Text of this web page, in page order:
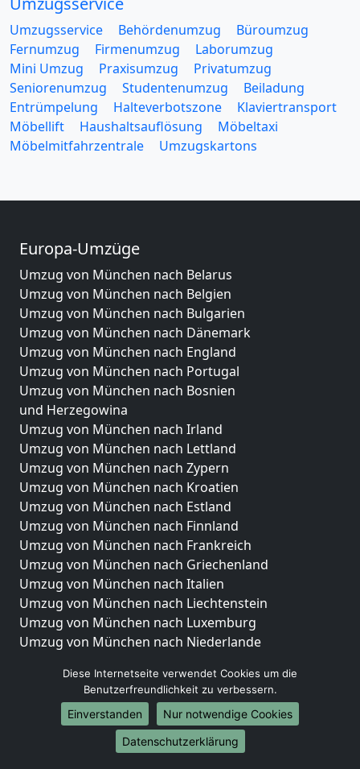
Umzugsservice Behördenumzug
Büroumzug
Fernumzug
Firmenumzug
Laborumzug
Mini Umzug
Praxisumzug
Privatumzug
Seniorenumzug
Studentenumzug
Beiladung
Entrümpelung
Halteverbotszone
Klaviertransport
Möbellift
Haushaltsauflösung
Möbeltaxi
Möbelmitfahrzentrale
Umzugskartons
Europa-Umzüge
Umzug von München nach Belarus
Umzug von München nach Belgien
Umzug von München nach Bulgarien
Umzug von München nach Dänemark
Umzug von München nach England
Umzug von München nach Portugal
Umzug von München nach Bosnien
und Herzegowina
Umzug von München nach Irland
Umzug von München nach Lettland
Umzug von München nach Zypern
Umzug von München nach Kroatien
Umzug von München nach Estland
Umzug von München nach Finnland
Umzug von München nach Frankreich
Umzug von München nach Griechenland
Umzug von München nach Italien
Umzug von München nach Liechtenstein
Umzug von München nach Luxemburg
Umzug von München nach Niederlande
Umzüge-Deutschlandweit
Umzug von München nach Berlin
Umzug von München nach Hamburg
Umzug von München nach München
Diese Internetseite verwendet Cookies um die
Benutzerfreundlichkeit zu verbessern.
Einverstanden
Nur notwendige Cookies
Datenschutzerklärung